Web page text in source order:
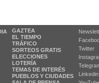
GAZTEA
EL TIEMPO
TRÁFICO
SORTEOS GRATIS
ELECCIONES
LOTERÍA
TEMAS DE INTERÉS
PUEBLOS Y CIUDADES
Twitter
Linkedin